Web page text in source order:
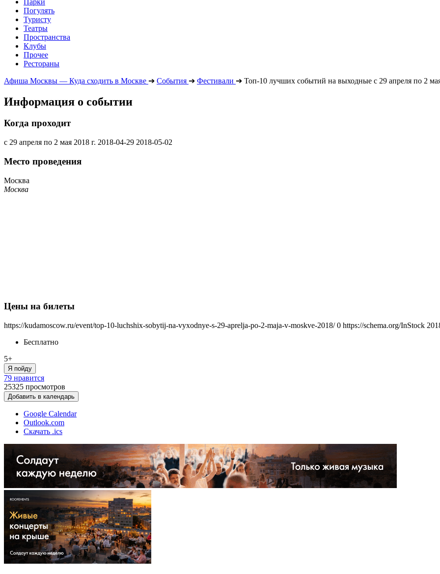
Погулять
Туристу
Театры
Пространства
Клубы
Прочее
Рестораны
Афиша Москвы — Куда сходить в Москве ➔ События ➔ Фестивали ➔ Топ-10 лучших событий на выходные с 29 апреля по 2
Информация о событии
Когда проходит
с 29 апреля по 2 мая 2018 г. 2018-04-29 2018-05-02
Место проведения
Москва
Москва
Цены на билеты
https://kudamoscow.ru/event/top-10-luchshix-sobytij-na-vyxodnye-s-29-aprelja-po-2-maja-v-moskve-2018/ 0 https://schema.org/InStock
Бесплатно
5+
Я пойду
79 нравится
25325 просмотров
Добавить в календарь
Google Calendar
Outlook.com
Скачать .ics